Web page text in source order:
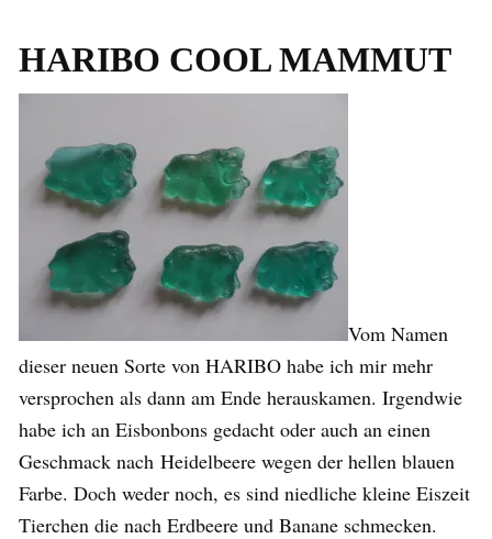
HARIBO COOL MAMMUT
Vom Namen
dieser neuen Sorte von HARIBO habe ich mir mehr
versprochen als dann am Ende herauskamen. Irgendwie
habe ich an Eisbonbons gedacht oder auch an einen
Geschmack nach Heidelbeere wegen der hellen blauen
Farbe. Doch weder noch, es sind niedliche kleine Eiszeit
Tierchen die nach Erdbeere und Banane schmecken.